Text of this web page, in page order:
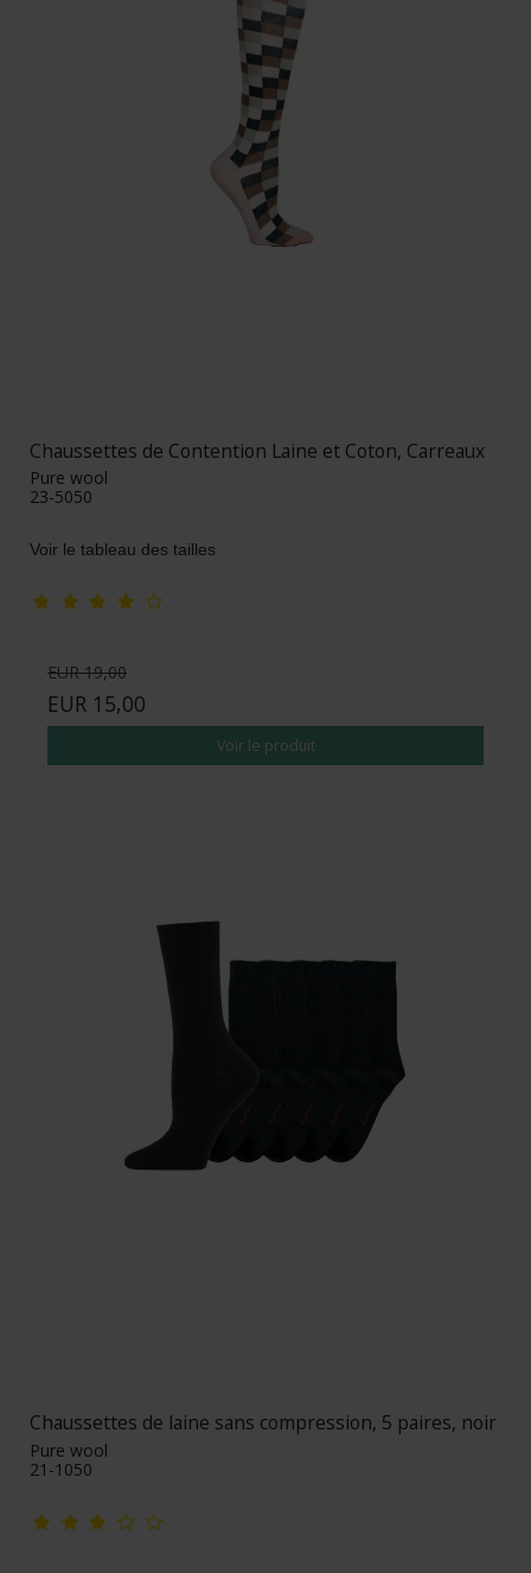
Chaussettes de Contention Laine et Coton, Carreaux
Pure wool
23-5050
Voir le tableau des tailles
EUR 19,00
EUR 15,00
Voir le produit
Chaussettes de laine sans compression, 5 paires, noir
Pure wool
21-1050